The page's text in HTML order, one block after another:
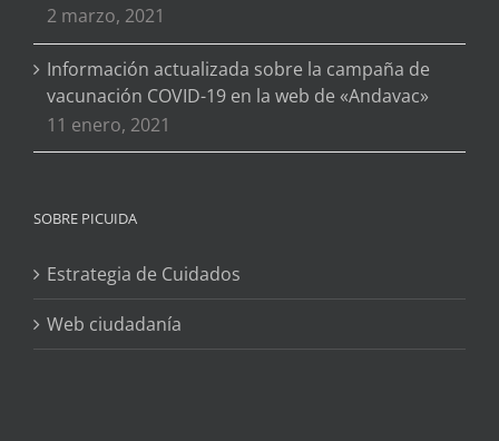
2 marzo, 2021
Información actualizada sobre la campaña de
vacunación COVID-19 en la web de «Andavac»
11 enero, 2021
SOBRE PICUIDA
Estrategia de Cuidados
Web ciudadanía